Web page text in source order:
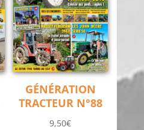
GÉNÉRATION
TRACTEUR N°88
9,50€